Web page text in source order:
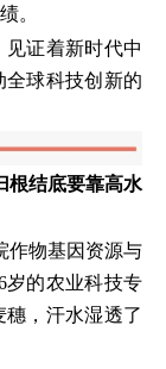
。
证着新时代中
全球科技创新的
根结底要靠高水
作物基因资源与
岁的农业科技专
，汗水湿透了